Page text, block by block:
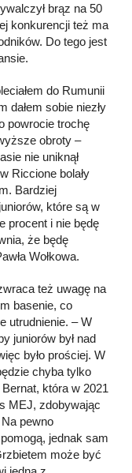
brąz na 50
konkurencji też ma
Do tego jest
do Rumunii
dałem sobie niezły
powrocie trochę
obroty –
nie uniknął
Riccione bolały
Bardziej
które są w
procent i nie będę
że będę
Wołkowa.
też uwagę na
basenie, co
utrudnienie. – W
juniorów był nad
było prościej. W
chyba tylko
która w 2021
MEJ, zdobywając
pewno
jednak sam
może być